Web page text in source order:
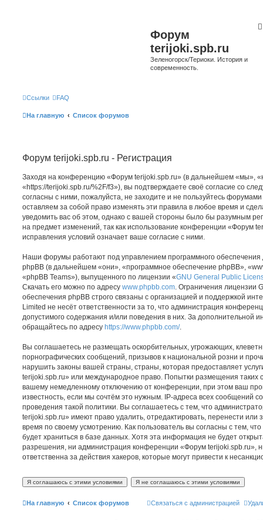
Форум
terijoki.spb.ru
Зеленогорск/Териоки. История и
современность.
Ссылки FAQ
На главную Список форумов
Форум terijoki.spb.ru - Регистрация
Заходя на конференцию «Форум terijoki.spb.ru» (в дальнейшем «мы»,
«https://terijoki.spb.ru/%2F/f3»), вы подтверждаете своё согласие со
согласны с ними, пожалуйста, не заходите и не пользуйтесь
оставляем за собой право изменять эти правила в любое время и
уведомить вас об этом, однако с вашей стороны было бы разумным
на предмет изменений, так как использование конференции «Форум
исправления условий означает ваше согласие с ними.
Наши форумы работают под управлением программного
phpBB (в дальнейшем «они», «программное обеспечение phpBB»,
«phpBB Teams»), выпущенного по лицензии «GNU General Public
Скачать его можно по адресу www.phpbb.com. Ограничения лицензии
обеспечения phpBB строго связаны с организацией и поддержкой
Limited не несёт ответственности за то, что администрация
допустимого содержания и/или поведения в них. За дополнительной
обращайтесь по адресу https://www.phpbb.com/.
Вы соглашаетесь не размещать оскорбительных, угрожающих,
порнографических сообщений, призывов к национальной розни и
нарушить законы вашей страны, страны, которая предоставляет
terijoki.spb.ru» или международное право. Попытки размещения таких
вашему немедленному отключению от конференции, при этом ваш
известность, если мы сочтём это нужным. IP-адреса всех сообщений
проведения такой политики. Вы соглашаетесь с тем, что
terijoki.spb.ru» имеют право удалить, отредактировать, перенести
время по своему усмотрению. Как пользователь вы согласны с тем,
будет храниться в базе данных. Хотя эта информация не будет
разрешения, ни администрация конференции «Форум terijoki.spb.ru»,
ответственна за действия хакеров, которые могут привести к
На главную Список форумов Связаться с администрацией